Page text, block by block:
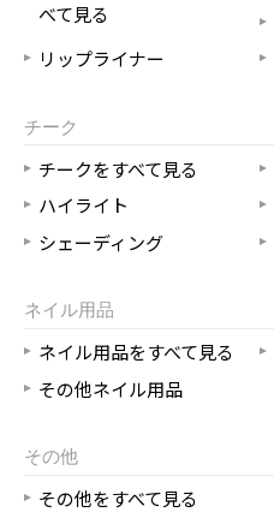
べて見る
リップライナー
チーク
チークをすべて見る
ハイライト
シェーディング
ネイル用品
ネイル用品をすべて見る
その他ネイル用品
その他
その他をすべて見る